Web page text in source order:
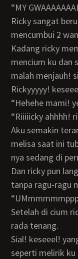
“MY
ricky sangat beruntung saat ini dia sedang
mencumbui 2
kadang ricky mempermainkanku dia berhenti
mencium ku dan
malah menjauh!
rickyyyyy!
“hehehe
“riiiiicky ahhhh!
aku semakin teransang oleh sikap ricky apa lagi
melisa saat ini
nya sedang di
dan ricky pun langsung mencium melisa, dan melisa
tanpa ragu-ragu
setelah di cium ricky melisa tubuh melisa pun keliatan
rada tenang.
sial! keseeel! yang paling membuat ku kesel ricky
seperti melirik ku